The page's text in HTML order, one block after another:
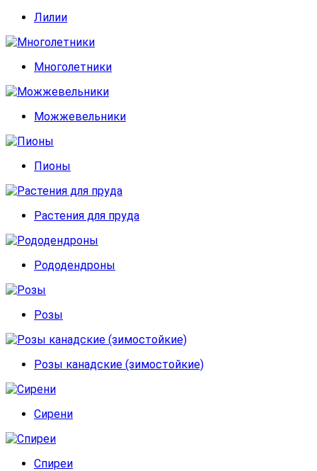
Лилии
Многолетники
Можжевельники
Пионы
Растения для пруда
Рододендроны
Розы
Розы канадские (зимостойкие)
Сирени
Спиреи